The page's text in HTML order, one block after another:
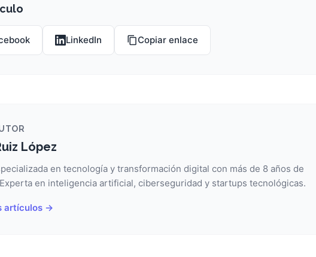
LinkedIn Copiar enlace
López
en tecnología y transformación digital con más de 8 años de
en inteligencia artificial, ciberseguridad y startups tecnológicas.
artículos →